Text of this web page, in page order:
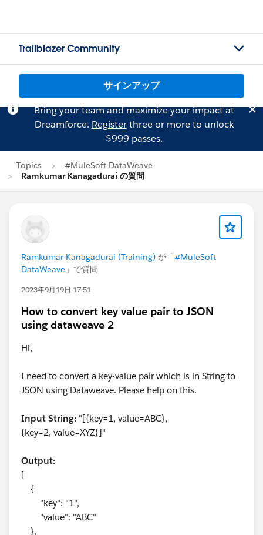
Trailblazer Community
サインアップ
Bring your team and maximize your impact at
Dreamforce. Registerthree or more to unlock
$999 passes.
Topics
#MuleSoft DataWeave
Ramkumar Kanagadurai の質問
Ramkumar Kanagadurai (Training) が「#MuleSoft
DataWeave 」で質問
2023年9月19日 17:51
How to convert key value pair to JSON
using dataweave 2
Hi,
I need to convert a key-value pair which is in String to
JSON using Dataweave. Please help on this.
Input String: "[{key=1, value=ABC},
{key=2, value=XYZ}]"
Output:
[
{
"key": "1",
"value": "ABC"
},